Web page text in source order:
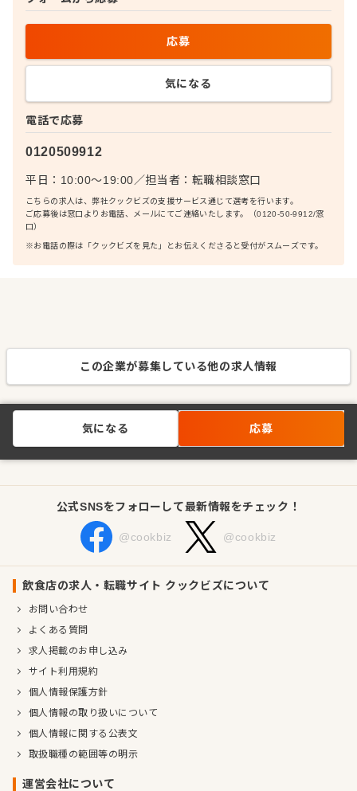
電話で応募
0120509912
平日：10:00〜19:00／担当者： 転職相談窓口
こちらの求人は、弊社クックビズの支援サービス通じて選考を行います。
ご応募後は窓口よりお電話、メールにてご連絡いたします。（0120-50-9912/窓
口）
※お電話の際は「クックビズを見た」とお伝えくださると受付がスムーズです。
応募
気になる
この企業が募集している他の求人情報
気になる 応募
公式SNSをフォローして最新情報をチェック！
@cookbiz @cookbiz
飲食店の求人・転職サイト クックビズについて
お問い合わせ
よくある質問
求人掲載のお申し込み
サイト利用規約
個人情報保護方針
個人情報の取り扱いについて
個人情報に関する公表文
取扱職種の範囲等の明示
運営会社について